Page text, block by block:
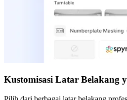
Kustomisasi Latar Belakang